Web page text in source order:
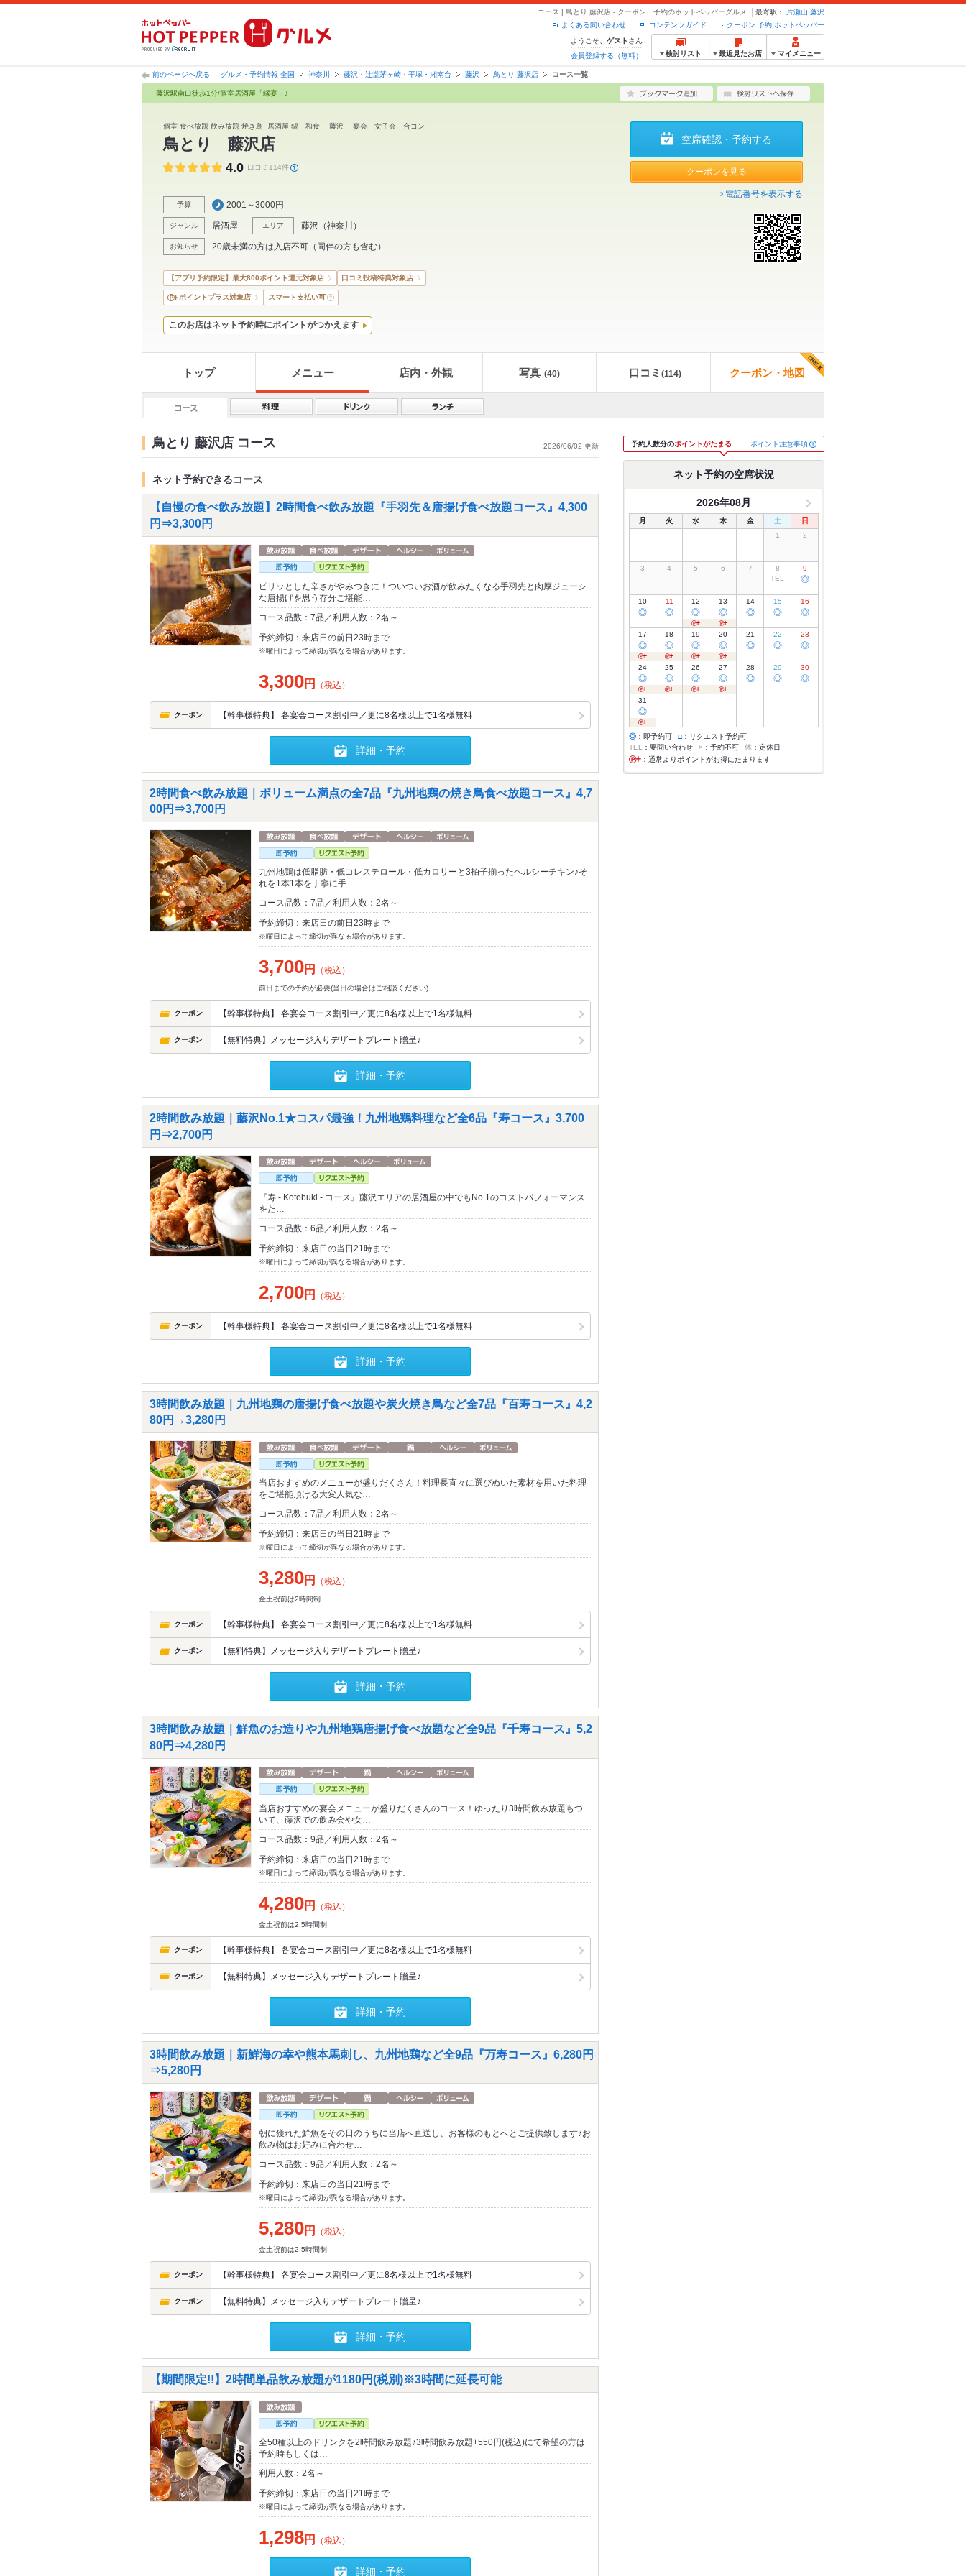
コース | 鳥とり 藤沢店 - クーポン・予約のホットペッパーグルメ 最寄駅： 片瀬山 藤沢
クーポン 予約 ホットペッパー
コンテンツガイド
よくある問い合わせ
ようこそ、 ゲスト さん
会員登録する（無料）
検討リスト 最近見たお店 マイメニュー
前のページへ戻る グルメ・予約情報 全国 神奈川 藤沢・辻堂茅ヶ崎・平塚・湘南台 藤沢 鳥とり 藤沢店 コース一覧
藤沢駅南口徒歩1分/個室居酒屋「縁宴」♪
個室 食べ放題 飲み放題 焼き鳥 居酒屋 鍋 和食 藤沢 宴会 女子会 合コン
鳥とり 藤沢店
4.0 口コミ114件
予算 2001～3000円
ジャンル 居酒屋 エリア 藤沢 （神奈川 ）
お知らせ 20歳未満の方は入店不可（同伴の方も含む）
空席確認・予約する
クーポンを見る
電話番号を表示する
【アプリ予約限定】最大800ポイント還元対象店 口コミ投稿特典対象店
ポイントプラス対象店 スマート支払い可
このお店はネット予約時にポイントがつかえます
トップ メニュー 店内・外観 写真 (40) 口コミ (114) クーポン・地図
鳥とり 藤沢店 コース 2026/06/02 更新
ネット予約できるコース
【自慢の食べ飲み放題】2時間食べ飲み放題『手羽先＆唐揚げ食べ放題コース』4,300
円⇒3,300円
ピリッとした辛さがやみつきに！ついついお酒が飲みたくなる手羽先と肉厚ジューシ
な唐揚げを思う存分ご堪能…
コース品数：7品／利用人数：2名～
予約締切：来店日の前日23時まで
※曜日によって締切が異なる場合があります。
3,300円 （税込）
クーポン 【幹事様特典】 各宴会コース割引中／更に8名様以上で1名様無料
詳細・予約
2時間食べ飲み放題｜ボリューム満点の全7品『九州地鶏の焼き鳥食べ放題コース』4,7
00円⇒3,700円
九州地鶏は低脂肪・低コレステロール・低カロリーと3拍子揃ったヘルシーチキン♪そ
れを1本1本を丁寧に手…
コース品数：7品／利用人数：2名～
予約締切：来店日の前日23時まで
※曜日によって締切が異なる場合があります。
3,700円 （税込）
前日までの予約が必要(当日の場合はご相談ください)
クーポン 【幹事様特典】 各宴会コース割引中／更に8名様以上で1名様無料
クーポン 【無料特典】メッセージ入りデザートプレート贈呈♪
詳細・予約
2時間飲み放題｜藤沢No.1★コスパ最強！九州地鶏料理など全6品『寿コース』3,700
円⇒2,700円
『寿 - Kotobuki - コース』藤沢エリアの居酒屋の中でもNo.1のコストパフォーマンス
をた…
コース品数：6品／利用人数：2名～
予約締切：来店日の当日21時まで
※曜日によって締切が異なる場合があります。
2,700円 （税込）
クーポン 【幹事様特典】 各宴会コース割引中／更に8名様以上で1名様無料
詳細・予約
3時間飲み放題｜九州地鶏の唐揚げ食べ放題や炭火焼き鳥など全7品『百寿コース』4,2
80円→3,280円
当店おすすめのメニューが盛りだくさん！料理長直々に選びぬいた素材を用いた料理
をご堪能頂ける大変人気な…
コース品数：7品／利用人数：2名～
予約締切：来店日の当日21時まで
※曜日によって締切が異なる場合があります。
3,280円 （税込）
金土祝前は2時間制
クーポン 【幹事様特典】 各宴会コース割引中／更に8名様以上で1名様無料
クーポン 【無料特典】メッセージ入りデザートプレート贈呈♪
詳細・予約
3時間飲み放題｜鮮魚のお造りや九州地鶏唐揚げ食べ放題など全9品『千寿コース』5,2
80円⇒4,280円
当店おすすめの宴会メニューが盛りだくさんのコース！ゆったり3時間飲み放題もつ
いて、藤沢での飲み会や女…
コース品数：9品／利用人数：2名～
予約締切：来店日の当日21時まで
※曜日によって締切が異なる場合があります。
4,280円 （税込）
金土祝前は2.5時間制
クーポン 【幹事様特典】 各宴会コース割引中／更に8名様以上で1名様無料
クーポン 【無料特典】メッセージ入りデザートプレート贈呈♪
詳細・予約
3時間飲み放題｜新鮮海の幸や熊本馬刺し、九州地鶏など全9品『万寿コース』6,280円
⇒5,280円
朝に獲れた鮮魚をその日のうちに当店へ直送し、お客様のもとへとご提供致します♪お
飲み物はお好みに合わせ…
コース品数：9品／利用人数：2名～
予約締切：来店日の当日21時まで
※曜日によって締切が異なる場合があります。
5,280円 （税込）
金土祝前は2.5時間制
クーポン 【幹事様特典】 各宴会コース割引中／更に8名様以上で1名様無料
クーポン 【無料特典】メッセージ入りデザートプレート贈呈♪
詳細・予約
【期間限定!!】2時間単品飲み放題が1180円(税別)※3時間に延長可能
全50種以上のドリンクを2時間飲み放題♪3時間飲み放題+550円(税込)にて希望の方は
予約時もしくは…
利用人数：2名～
予約締切：来店日の当日21時まで
※曜日によって締切が異なる場合があります。
1,298円 （税込）
詳細・予約
予約人数分のポイントがたまる ポイント注意事項
ネット予約の空席状況
2026年08月
月 火 水 木 金 土
日
1
2
3 4 5 6 7
8
TEL
9
◎
10
◎
11
◎
12
◎
13
◎
14
◎
15
◎
16
◎
17
◎
18
◎
19
◎
20
◎
21
◎
22
◎
23
◎
24
◎
25
◎
26
◎
27
◎
28
◎
29
◎
30
◎
31
◎
◎ ：即予約可 □ ：リクエスト予約可
TEL
：要問い合わせ × ：予約不可 休 ：定休日
：通常よりポイントがお得にたまります